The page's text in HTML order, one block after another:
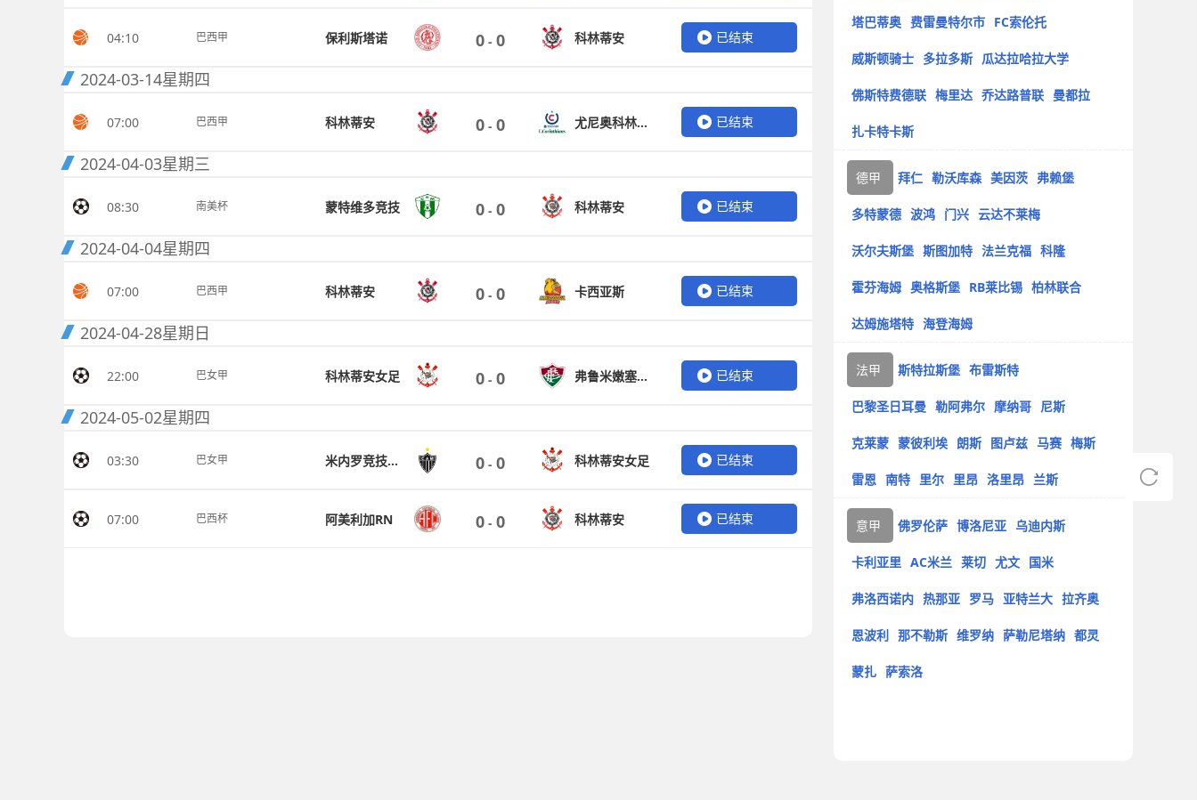
04:10 巴西甲 保利斯塔诺 0 - 0 科林蒂安 已结束
2024-03-14星期四
07:00 巴西甲 科林蒂安 0 - 0 尤尼奥科林蒂安 已结束
2024-04-03星期三
08:30 南美杯 蒙特维多竞技 0 - 0 科林蒂安 已结束
2024-04-04星期四
07:00 巴西甲 科林蒂安 0 - 0 卡西亚斯 已结束
2024-04-28星期日
22:00 巴女甲 科林蒂安女足 0 - 0 弗鲁米嫩塞女足 已结束
2024-05-02星期四
03:30 巴女甲 米内罗竞技女足 0 - 0 科林蒂安女足 已结束
07:00 巴西杯 阿美利加RN 0 - 0 科林蒂安 已结束
塔巴蒂奥 费雷曼特尔市 FC索伦托
威斯顿骑士 多拉多斯 瓜达拉哈拉大学
佛斯特费德联 梅里达 乔达路普联 曼都拉
扎卡特卡斯
德甲 拜仁 勒沃库森 美因茨 弗赖堡
多特蒙德 波鸿 门兴 云达不莱梅
沃尔夫斯堡 斯图加特 法兰克福 科隆
霍芬海姆 奥格斯堡 RB莱比锡 柏林联合
达姆施塔特 海登海姆
法甲 斯特拉斯堡 布雷斯特
巴黎圣日耳曼 勒阿弗尔 摩纳哥 尼斯
克莱蒙 蒙彼利埃 朗斯 图卢兹 马赛 梅斯
雷恩 南特 里尔 里昂 洛里昂 兰斯
意甲 佛罗伦萨 博洛尼亚 乌迪内斯
卡利亚里 AC米兰 莱切 尤文 国米
弗洛西诺内 热那亚 罗马 亚特兰大 拉齐奥
恩波利 那不勒斯 维罗纳 萨勒尼塔纳 都灵
蒙扎 萨索洛